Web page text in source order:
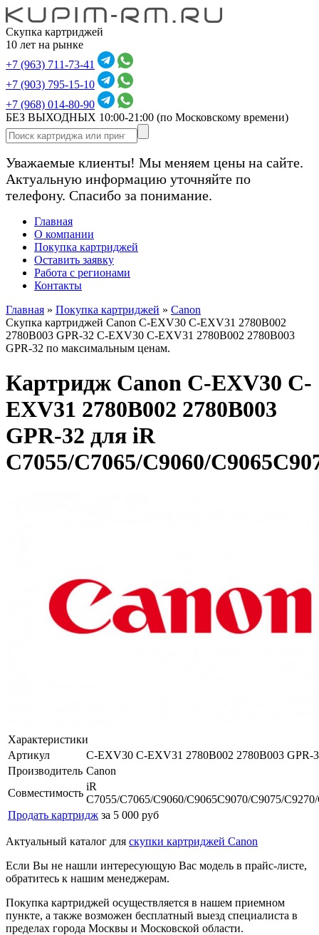
Скупка картриджей
10 лет на рынке
+7 (963) 711-73-41
+7 (903) 795-15-10
+7 (968) 014-80-90
БЕЗ ВЫХОДНЫХ 10:00-21:00 (по Московскому времени)
Уважаемые клиенты! Мы меняем цены на сайте.
Актуальную информацию уточняйте по
телефону. Спасибо за понимание.
Главная
О компании
Покупка картриджей
Оставить заявку
Работа с регионами
Контакты
Главная » Покупка картриджей » Canon
Скупка картриджей Canon C-EXV30 C-EXV31 2780B002
2780B003 GPR-32 C-EXV30 C-EXV31 2780B002 2780B003
GPR-32 по максимальным ценам.
Картридж Canon C-EXV30 C-
EXV31 2780B002 2780B003
GPR-32 для iR
C7055/C7065/C9060/
Характеристики
Артикул
C-EXV30 C-EXV31 2780B002 2780B003 GPR-
Производитель Canon
Совместимость
iR
C7055/C7065/C9060/C9065C9070/C9075/
Продать картридж за 5 000 руб
Актуальный каталог для скупки картриджей Canon
Если Вы не нашли интересующую Вас модель в прайс-листе,
обратитесь к нашим менеджерам.
Покупка картриджей осуществляется в нашем приемном
пункте, а также возможен бесплатный выезд специалиста в
пределах города Москвы и Московской области.